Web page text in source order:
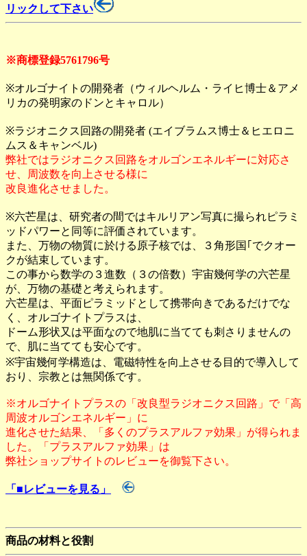
リックして下さい
※商標登録5761796号
※オルゴナイトの開発者（ウィルヘルム・ライヒ博士＆アメ
リカの発明家のドンとキャロル）
※ラジオニクス回路の開発者 (エイブラムス博士＆ヒエロニ
ムス＆キャンベル)
弊社ではラジオニクス回路をオルゴンエネルギーに対応さ
せ、周波数を向上させる様に
改良進化させました。
※六芒星は、研究者の間ではキルリアン写真に撮られピラミ
ッドパワーと同等に評価されています。
また、万物の物質に於ける原子核では、３角形国｢でクオー
クが結束しています。
この事から数学の３進数（３の倍数）宇宙幾何学の六芒星
が、万物の基礎と考えられます。
六芒星は、平面ピラミッドとして携帯向きであるだけでな
く、オルゴナイトプラスは、
ドーム形状又は平面なので地肌に当てても刺さりませんの
で、肌に当てても安心です。
※宇宙幾何学構造は、電磁特性を向上させる目的で導入して
おり、宗教とは無関係です。
※オルゴナイトプラスの「改良型ラジオニクス回路」で「高
周波オルゴンエネルギー」に
進化させた結果、「多くのプラスアルファ効果」が得られま
した。「プラスアルファ効果」は
弊社ショップサイトのレビューを御覧下さい。
「■レビューを見る」
商品の材料と役割